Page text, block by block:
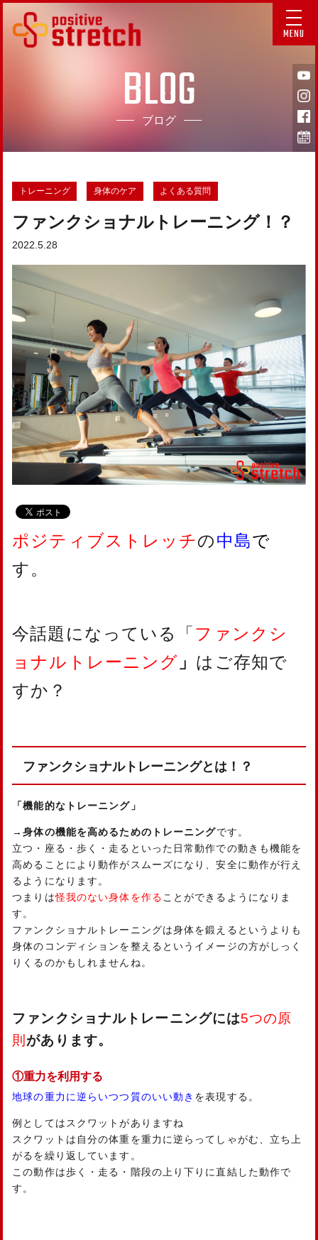
MENU
BLOG
ブログ
トレーニング 身体のケア よくある質問
ファンクショナルトレーニング！？
2022.5.28
ポジティブストレッチの中島で
す。
今話題になっている「ファンクシ
ョナルトレーニング 」 はご存知で
すか？
ファンクショナルトレーニングとは！？
「機能的なトレーニング」
→身体の機能を高めるためのトレーニングです。
立つ・座る・歩く・走るといった日常動作での動きも機能を
高めることにより動作がスムーズになり、安全に動作が行え
るようになります。
つまりは怪我のない身体を作ることができるようになりま
す。
ファンクショナルトレーニングは身体を鍛えるというよりも
身体のコンディションを整えるというイメージの方がしっく
りくるのかもしれませんね。
ファンクショナルトレーニングには5つの原
則があります。
①重力を利用する
地球の重力に逆らいつつ質のいい動き を表現する。
例としてはスクワットがありますね
スクワットは自分の体重を重力に逆らってしゃがむ、立ち上
がるを繰り返しています。
この動作は歩く・走る・階段の上り下りに直結した動作で
す。